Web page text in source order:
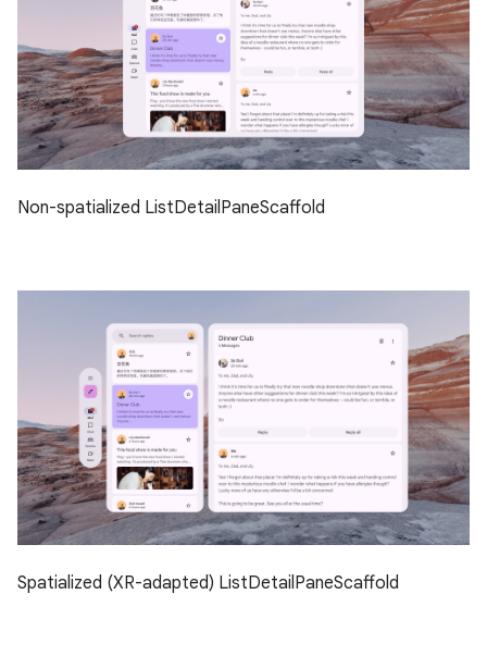
Non-spatialized ListDetailPaneScaffold
Spatialized (XR-adapted) ListDetailPaneScaffold